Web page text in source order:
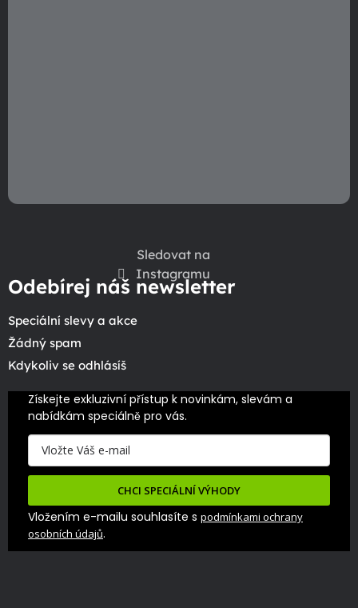
Sledovat na
Instagramu
Odebírej náš newsletter
Speciální slevy a akce
Žádný spam
Kdykoliv se odhlásíš
Získejte exkluzivní přístup k novinkám, slevám a
nabídkám speciálně pro vás.
CHCI SPECIÁLNÍ VÝHODY
Vložením e-mailu souhlasíte s podmínkami ochrany
osobních údajů.